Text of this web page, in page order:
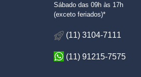
Sábado das 09h às 17h
(exceto feriados)*
(11) 3104-7111
(11) 91215-7575